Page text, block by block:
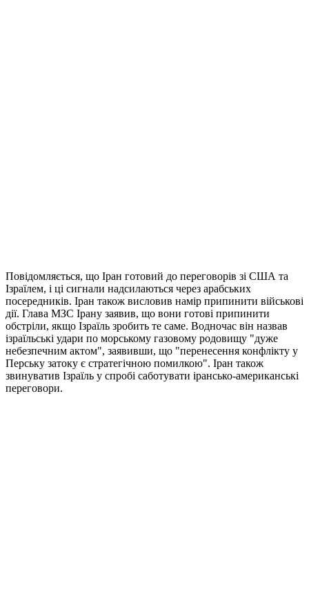
Повідомляється, що Іран готовий до переговорів зі США та
Ізраїлем, і ці сигнали надсилаються через арабських
посередників. Іран також висловив намір припинити військові
дії. Глава МЗС Ірану заявив, що вони готові припинити
обстріли, якщо Ізраїль зробить те саме. Водночас він назвав
ізраїльські удари по морському газовому родовищу "дуже
небезпечним актом", заявивши, що "перенесення конфлікту у
Перську затоку є стратегічною помилкою". Іран також
звинуватив Ізраїль у спробі саботувати ірансько-американські
переговори.